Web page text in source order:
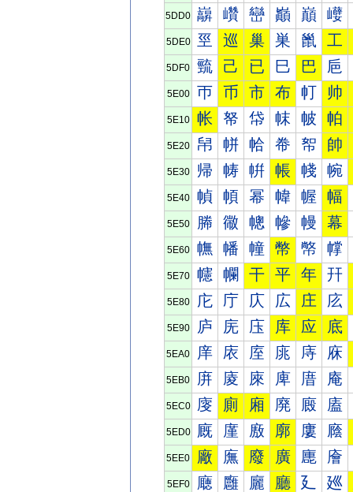
5DD0 巐 巑 巒 巓 巔 巕
5DE0 巠 巡 巢 巣 巤 工
5DF0 巰 己 已 巳 巴 巵
5E00 帀 币 市 布 帄 帅
5E10 帐 帑 帒 帓 帔 帕
5E20 帠 帡 帢 帣 帤 帥
5E30 帰 帱 帲 帳 帴 帵
5E40 幀 幁 幂 幃 幄 幅
5E50 幐 幑 幒 幓 幔 幕
5E60 幠 幡 幢 幣 幤 幥
5E70 幰 幱 干 平 年 幵
5E80 庀 庁 庂 広 庄 庅
5E90 庐 庑 庒 库 应 底
5EA0 庠 庡 庢 庣 庤 庥
5EB0 庰 庱 庲 庳 庴 庵
5EC0 廀 廁 廂 廃 廄 廅
5ED0 廐 廑 廒 廓 廔 廕
5EE0 廠 廡 廢 廣 廤 廥
5EF0 廰 廱 廲 廳 廴 廵